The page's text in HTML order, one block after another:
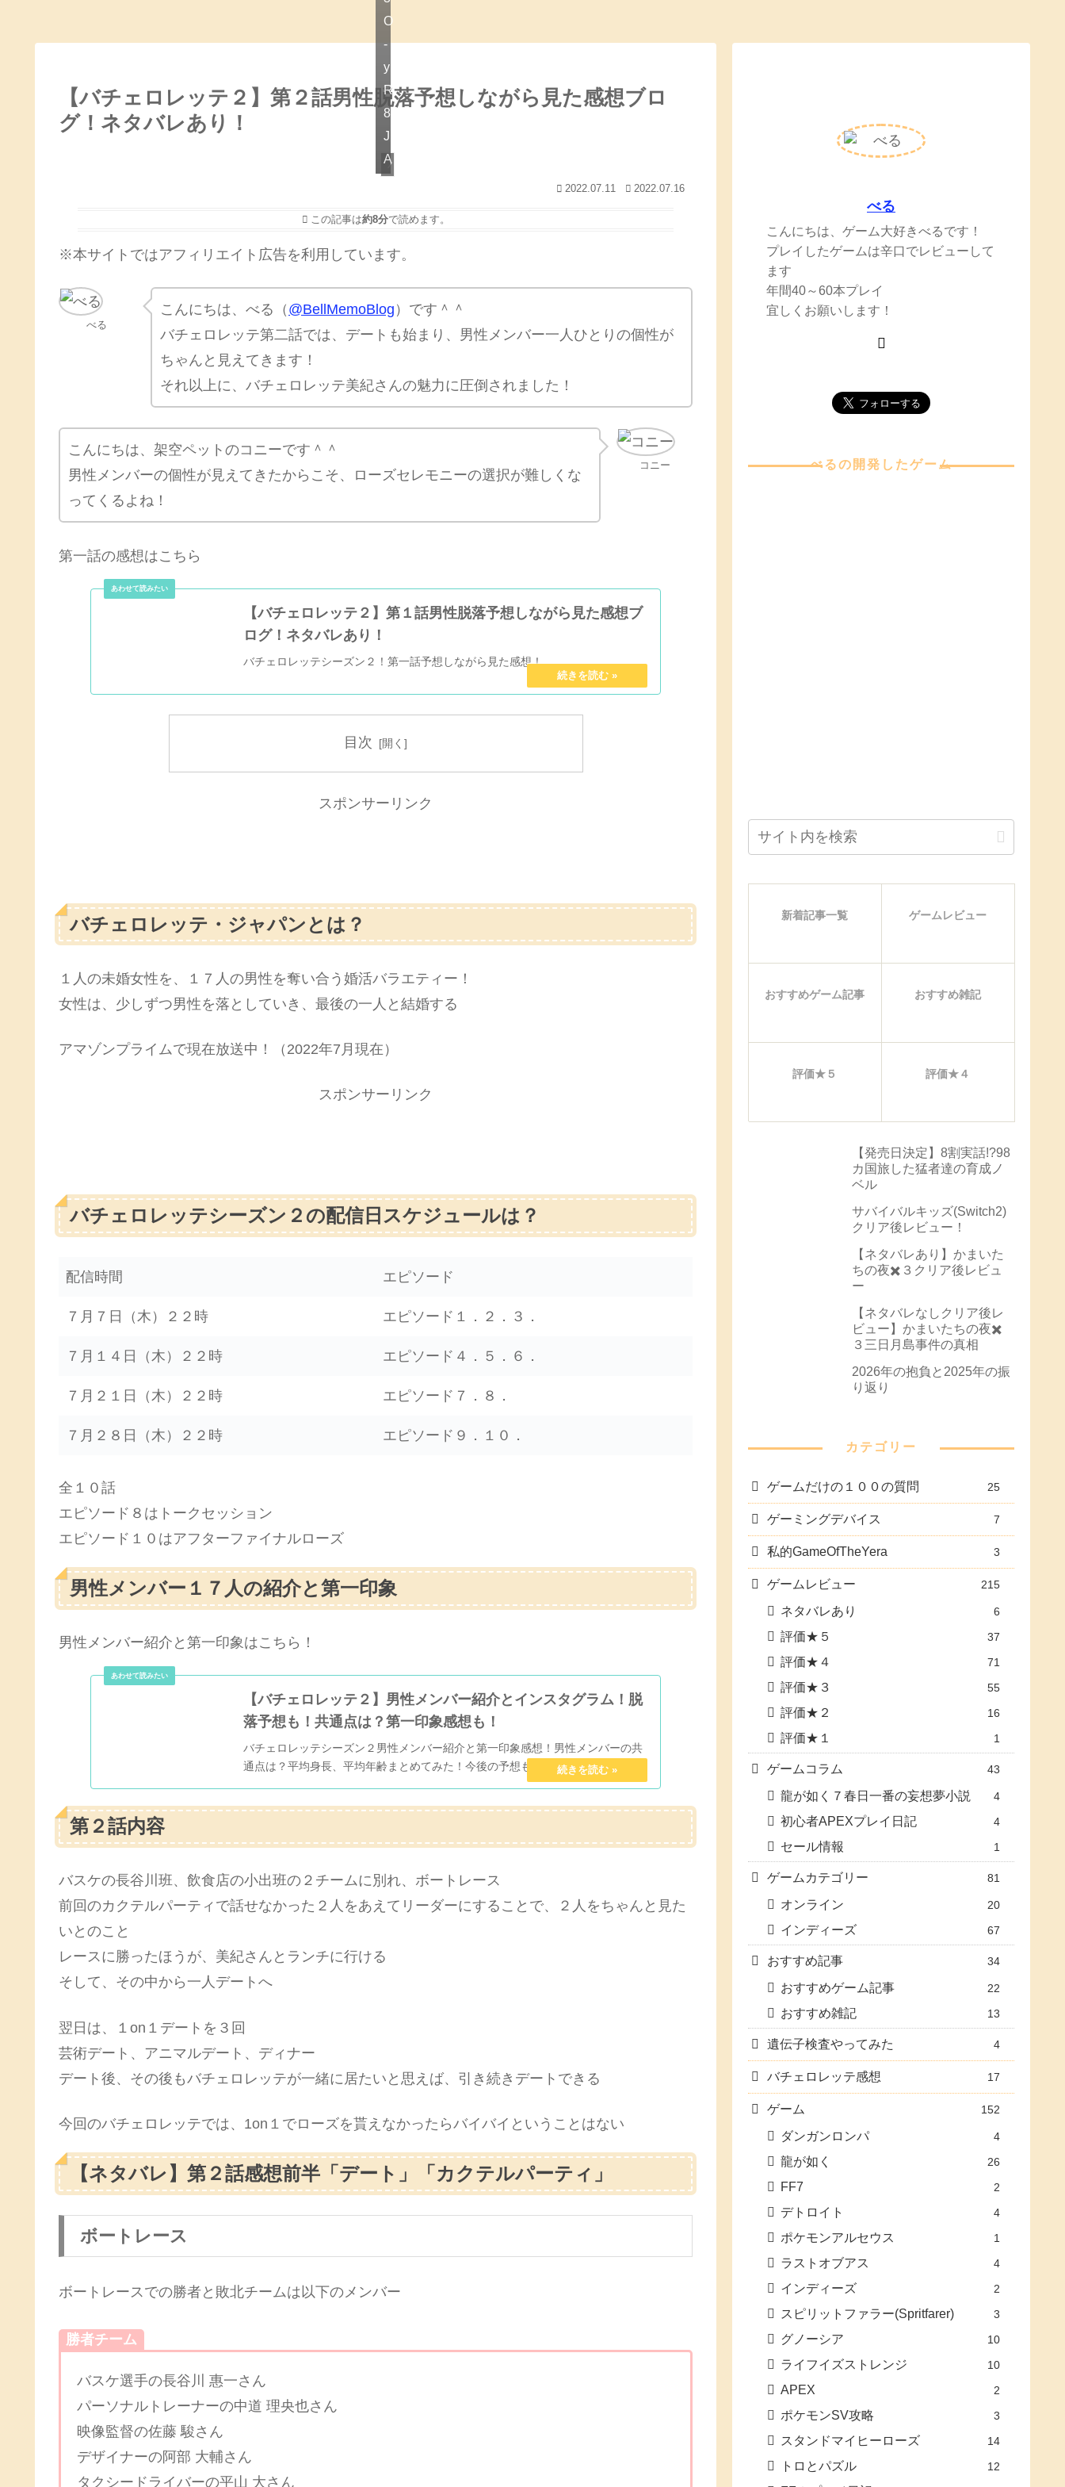
【バチェロレッテ２】第２話男性脱落予想しながら見た感想ブロ
グ！ネタバレあり！
バチェロレッテ感想
O
-
y
R
8
J
A
2022.07.11 2022.07.16
この記事は約8分で読めます。
※本サイトではアフィリエイト広告を利用しています。
べる
こんにちは、べる（ @BellMemoBlog ）です＾＾
バチェロレッテ第二話では、デートも始まり、男性メンバー一人ひとりの個性が
ちゃんと見えてきます！
それ以上に、バチェロレッテ美紀さんの魅力に圧倒されました！
コニー
こんにちは、架空ペットのコニーです＾＾
男性メンバーの個性が見えてきたからこそ、ローズセレモニーの選択が難しくな
ってくるよね！
第一話の感想はこちら
【バチェロレッテ２】第１話男性脱落予想しながら見た感想ブ
ログ！ネタバレあり！
バチェロレッテシーズン２！第一話予想しながら見た感想！
目次
スポンサーリンク
バチェロレッテ・ジャパンとは？
１人の未婚女性を、１７人の男性を奪い合う婚活バラエティー！
女性は、少しずつ男性を落としていき、最後の一人と結婚する
アマゾンプライムで現在放送中！（2022年7月現在）
スポンサーリンク
バチェロレッテシーズン２の配信日スケジュールは？
配信時間 エピソード
７月７日（木）２２時 エピソード１．２．３．
７月１４日（木）２２時 エピソード４．５．６．
７月２１日（木）２２時 エピソード７．８．
７月２８日（木）２２時 エピソード９．１０．
全１０話
エピソード８はトークセッション
エピソード１０はアフターファイナルローズ
男性メンバー１７人の紹介と第一印象
男性メンバー紹介と第一印象はこちら！
【バチェロレッテ２】男性メンバー紹介とインスタグラム！脱
落予想も！共通点は？第一印象感想も！
バチェロレッテシーズン２男性メンバー紹介と第一印象感想！男性メンバーの共
通点は？平均身長、平均年齢まとめてみた！今後の予想も！
第２話内容
バスケの長谷川班、飲食店の小出班の２チームに別れ、ボートレース
前回のカクテルパーティで話せなかった２人をあえてリーダーにすることで、２人をちゃんと見た
いとのこと
レースに勝ったほうが、美紀さんとランチに行ける
そして、その中から一人デートへ
翌日は、１on１デートを３回
芸術デート、アニマルデート、ディナー
デート後、その後もバチェロレッテが一緒に居たいと思えば、引き続きデートできる
今回のバチェロレッテでは、1on１でローズを貰えなかったらバイバイということはない
【ネタバレ】第２話感想前半「デート」「カクテルパーティ」
ボートレース
ボートレースでの勝者と敗北チームは以下のメンバー
勝者チーム
バスケ選手の長谷川 惠一さん
パーソナルトレーナーの中道 理央也さん
映像監督の佐藤 駿さん
デザイナーの阿部 大輔さん
タクシードライバーの平山 大さん
べる
こんにちは、ゲーム大好きべるです！
プレイしたゲームは辛口でレビューして
ます
年間40～60本プレイ
宜しくお願いします！
べるの開発したゲーム
新着記事一覧 ゲームレビュー
おすすめゲーム記事 おすすめ雑記
評価★５ 評価★４
【発売日決定】8割実話!?98
カ国旅した猛者達の育成ノ
ベル
サバイバルキッズ(Switch2)
クリア後レビュー！
【ネタバレあり】かまいた
ちの夜✖️３クリア後レビュ
ー
【ネタバレなしクリア後レ
ビュー】かまいたちの夜✖️
３三日月島事件の真相
2026年の抱負と2025年の振
り返り
カテゴリー
ゲームだけの１００の質問 25
ゲーミングデバイス 7
私的GameOfTheYera 3
ゲームレビュー 215
ネタバレあり 6
評価★５ 37
評価★４ 71
評価★３ 55
評価★２ 16
評価★１ 1
ゲームコラム 43
龍が如く７春日一番の妄想夢小説 4
初心者APEXプレイ日記 4
セール情報 1
ゲームカテゴリー 81
オンライン 20
インディーズ 67
おすすめ記事 34
おすすめゲーム記事 22
おすすめ雑記 13
遺伝子検査やってみた 4
バチェロレッテ感想 17
ゲーム 152
ダンガンロンパ 4
龍が如く 26
FF7 2
デトロイト 4
ポケモンアルセウス 1
ラストオブアス 4
インディーズ 2
スピリットファラー(Spritfarer) 3
グノーシア 10
ライフイズストレンジ 10
APEX 2
ポケモンSV攻略 3
スタンドマイヒーローズ 14
トロとパズル 12